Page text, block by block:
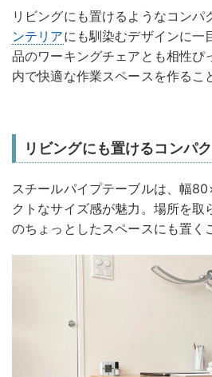
リビングにも置けるようなコンパ
ンテリアにも馴染むデザインに一
品のワーキングチェアとも相性ぴ
内で快適な作業スペースを作るこ
リビングにも置けるコンパ
スチールパイプテーブルは、幅
クトなサイズ感が魅力。場所を取
のちょっとしたスペースにも置く